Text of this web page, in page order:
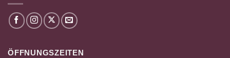
ÖFFNUNGSZEITEN